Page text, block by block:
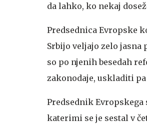
da lahko, ko nekaj
Predsednica Evropske
Srbijo veljajo zelo jasna
so po njenih besedah
zakonodaje, uskladiti
Predsednik Evropskega
katerimi se je sestal v